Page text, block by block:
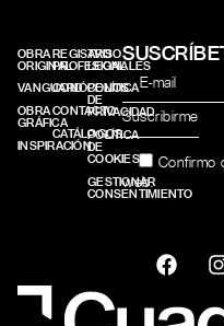
OBRA
ORIGINAL
VANGUARD
OBRA
GRÁFICA
INSPIRACIÓN
REGISTRO
PROFESIONALES
CONÓCENOS
CONTACTO
CATÁLOGOS
AVISO
LEGAL
POLÍTICA
DE
PRIVACIDAD
POLÍTICA
DE
COOKIES
GESTIONAR
CONSENTIMIENTO
Confirmo
web.